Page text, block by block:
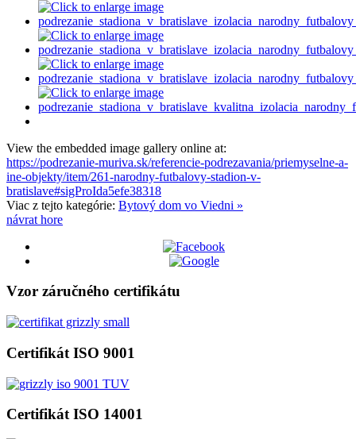
View the embedded image gallery online at:
https://podrezanie-muriva.sk/referencie-podrezavania/priemyselne-a-
ine-objekty/item/261-narodny-futbalovy-stadion-v-
bratislave#sigProIda5efe38318
Viac z tejto kategórie: Bytový dom vo Viedni »
návrat hore
Vzor záručného certifikátu
Certifikát ISO 9001
Certifikát ISO 14001